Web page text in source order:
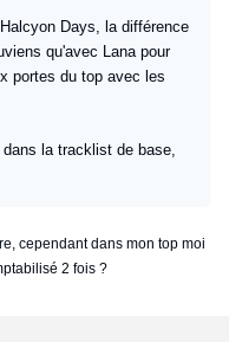
Days, la différence
qu'avec Lana pour
portes du top avec les
la tracklist de base,
cependant dans mon top moi
2 fois ?